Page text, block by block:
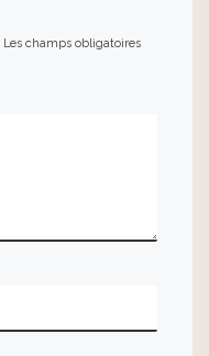
Les champs obligatoires